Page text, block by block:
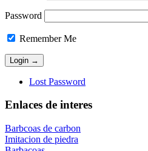
Password
Remember Me
Lost Password
Enlaces de interes
Barbcoas de carbon
Imitacion de piedra